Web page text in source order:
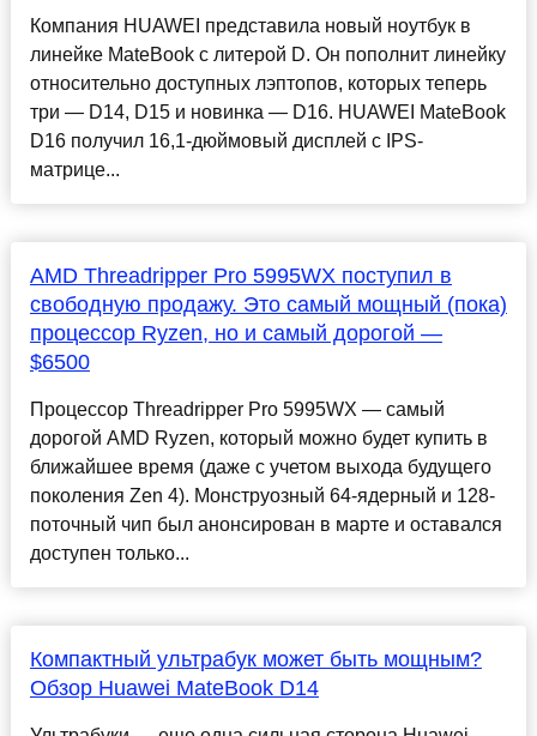
Компания HUAWEI представила новый ноутбук в
линейке MateBook с литерой D. Он пополнит линейку
относительно доступных лэптопов, которых теперь
три — D14, D15 и новинка — D16. HUAWEI MateBook
D16 получил 16,1-дюймовый дисплей с IPS-
матрице...
AMD Threadripper Pro 5995WX поступил в
свободную продажу. Это самый мощный (пока)
процессор Ryzen, но и самый дорогой —
$6500
Процессор Threadripper Pro 5995WX — самый
дорогой AMD Ryzen, который можно будет купить в
ближайшее время (даже с учетом выхода будущего
поколения Zen 4). Монструозный 64-ядерный и 128-
поточный чип был анонсирован в марте и оставался
доступен только...
Компактный ультрабук может быть мощным?
Обзор Huawei MateBook D14